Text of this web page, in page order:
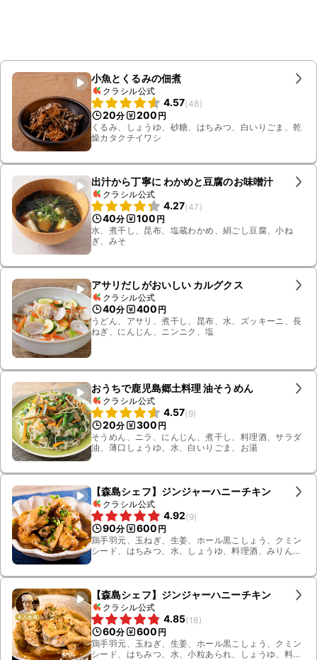
小魚とくるみの佃煮
クラシル公式
4.57(48)
20分 200 円
くるみ、しょうゆ、砂糖、はちみつ、白いりごま、乾
燥カタクチイワシ
出汁から丁寧に わかめと豆腐のお味噌汁
クラシル公式
4.27(47 )
40分 100 円
水、煮干し、昆布、塩蔵わかめ、絹ごし豆腐、小ね
ぎ、みそ
アサリだしがおいしい カルグクス
クラシル公式
40分 400 円
うどん、アサリ、煮干し、昆布、水、ズッキーニ、長
ねぎ、にんじん、ニンニク、塩
おうちで鹿児島郷土料理 油そうめん
クラシル公式
4.57(9)
20分 300 円
そうめん、ニラ、にんじん、煮干し、料理酒、サラダ
油、薄口しょうゆ、水、白いりごま、お湯
【森島シェフ】ジンジャーハニーチキン
クラシル公式
4.92(9)
90分 600 円
鶏手羽元、玉ねぎ、生姜、ホール黒こしょう、クミン
シード、はちみつ、水、しょうゆ、料理酒、みりん、
【森島シェフ】ジンジャーハニーチキン
クラシル公式
4.85(18)
60分 600 円
鶏手羽元、玉ねぎ、生姜、ホール黒こしょう、クミン
シード、はちみつ、水、小粒あられ、しょうゆ、料理